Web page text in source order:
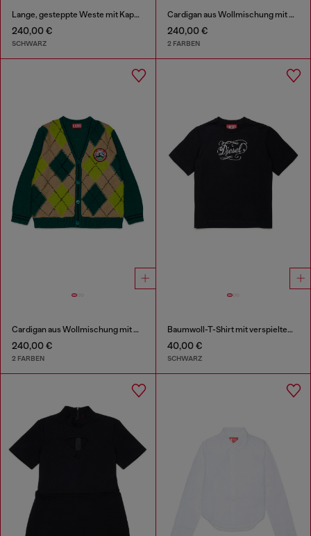
Lange, gesteppte Weste mit Kapuze
240,00 €
SCHWARZ
Cardigan aus Wollmischung mit Argyle-Muster
240,00 €
2 FARBEN
Cardigan aus Wollmischung mit Argyle-Muster
240,00 €
2 FARBEN
Baumwoll-T-Shirt mit verspieltem Logo-Print
40,00 €
SCHWARZ